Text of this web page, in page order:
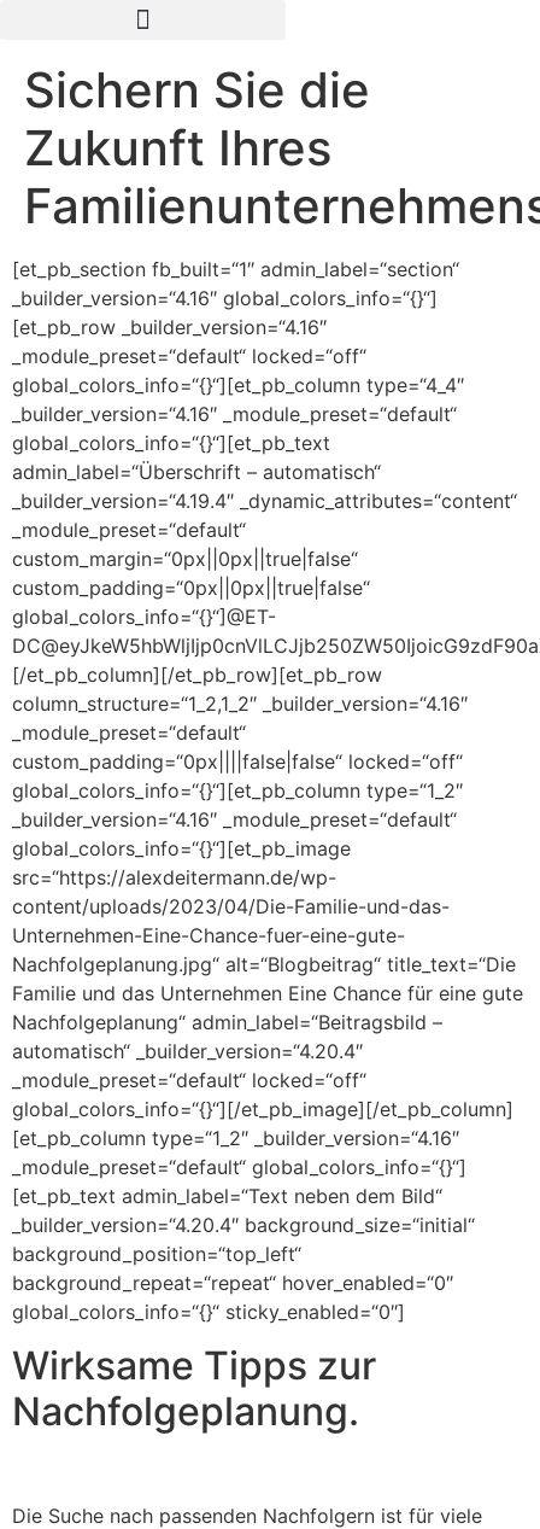
Sichern Sie die
Zukunft Ihres
[et_pb_section fb_built=“1″ admin_label=“section“
_builder_version=“4.16″ global_colors_info=“{}“]
[et_pb_row _builder_version=“4.16″
_module_preset=“default“ locked=“off“
global_colors_info=“{}“][et_pb_column type=“4_4″
_builder_version=“4.16″ _module_preset=“default“
global_colors_info=“{}“][et_pb_text
admin_label=“Überschrift – automatisch“
_builder_version=“4.19.4″ _dynamic_attributes=“content“
_module_preset=“default“
custom_margin=“0px||0px||true|false“
custom_padding=“0px||0px||true|false“
global_colors_info=“{}“]@ET-
[/et_pb_column][/et_pb_row][et_pb_row
column_structure=“1_2,1_2″ _builder_version=“4.16″
_module_preset=“default“
custom_padding=“0px||||false|false“ locked=“off“
global_colors_info=“{}“][et_pb_column type=“1_2″
_builder_version=“4.16″ _module_preset=“default“
global_colors_info=“{}“][et_pb_image
src=“https://alexdeitermann.de/wp-
content/uploads/2023/04/Die-Familie-und-das-
Unternehmen-Eine-Chance-fuer-eine-gute-
Nachfolgeplanung.jpg“ alt=“Blogbeitrag“ title_text=“Die
Familie und das Unternehmen Eine Chance für eine gute
Nachfolgeplanung“ admin_label=“Beitragsbild –
automatisch“ _builder_version=“4.20.4″
_module_preset=“default“ locked=“off“
global_colors_info=“{}“][/et_pb_image][/et_pb_column]
[et_pb_column type=“1_2″ _builder_version=“4.16″
_module_preset=“default“ global_colors_info=“{}“]
[et_pb_text admin_label=“Text neben dem Bild“
_builder_version=“4.20.4″ background_size=“initial“
background_position=“top_left“
background_repeat=“repeat“ hover_enabled=“0″
global_colors_info=“{}“ sticky_enabled=“0″]
Wirksame Tipps zur
Nachfolgeplanung.
Die Suche nach passenden Nachfolgern ist für viele